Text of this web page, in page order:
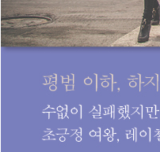
나는 언젠가는 해외에서 살 사
뜻밖에 찾아온 기회
해외 취업을 꿈꾸다
영문 이력서, 대체 뭐가 문제
전화 인터뷰가 뭐야?
해외 취업, 면접부터 다르다